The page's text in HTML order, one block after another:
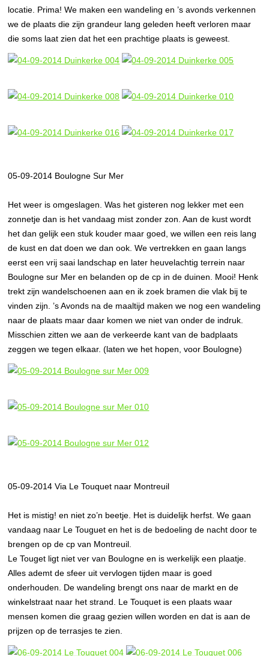
locatie. Prima! We maken een wandeling en ’s avonds verkennen
we de plaats die zijn grandeur lang geleden heeft verloren maar
die soms laat zien dat het een prachtige plaats is geweest.
05-09-2014 Boulogne Sur Mer
Het weer is omgeslagen. Was het gisteren nog lekker met een
zonnetje dan is het vandaag mist zonder zon. Aan de kust wordt
het dan gelijk een stuk kouder maar goed, we willen een reis lang
de kust en dat doen we dan ook. We vertrekken en gaan langs
eerst een vrij saai landschap en later heuvelachtig terrein naar
Boulogne sur Mer en belanden op de cp in de duinen. Mooi! Henk
trekt zijn wandelschoenen aan en ik zoek bramen die vlak bij te
vinden zijn. ’s Avonds na de maaltijd maken we nog een wandeling
naar de plaats maar daar komen we niet van onder de indruk.
Misschien zitten we aan de verkeerde kant van de badplaats
zeggen we tegen elkaar. (laten we het hopen, voor Boulogne)
05-09-2014 Via Le Touquet naar Montreuil
Het is mistig! en niet zo’n beetje. Het is duidelijk herfst. We gaan
vandaag naar Le Touguet en het is de bedoeling de nacht door te
brengen op de cp van Montreuil.
Le Touget ligt niet ver van Boulogne en is werkelijk een plaatje.
Alles ademt de sfeer uit vervlogen tijden maar is goed
onderhouden. De wandeling brengt ons naar de markt en de
winkelstraat naar het strand. Le Touquet is een plaats waar
mensen komen die graag gezien willen worden en dat is aan de
prijzen op de terrasjes te zien.